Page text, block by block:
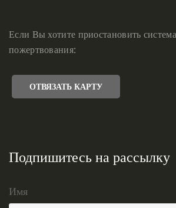
Если Вы хотите приостановить
пожертвования:
ОТВЯЗАТЬ КАРТУ
Подпишитесь на рассылку
Имя